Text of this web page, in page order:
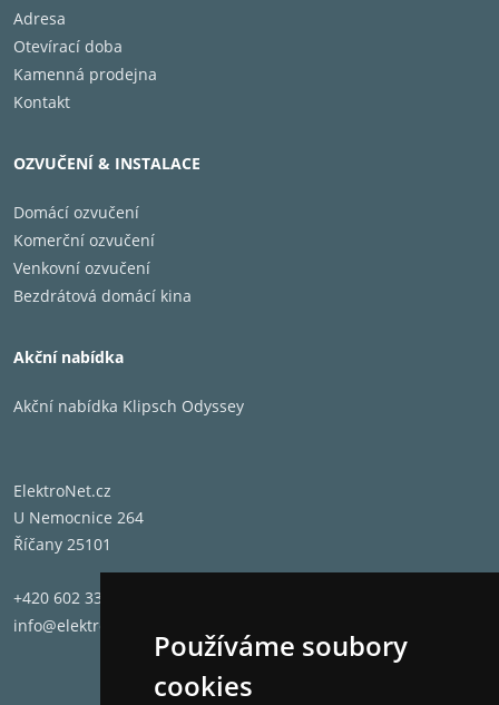
Používáme soubory
cookies
Adresa
Otevírací doba
Kamenná prodejna
Kontakt
OZVUČENÍ & INSTALACE
Domácí ozvučení
Komerční ozvučení
Venkovní ozvučení
Bezdrátová domácí kina
Akční nabídka
Akční nabídka Klipsch Odyssey
ElektroNet.cz
U Nemocnice 264
Říčany 25101
+420 602 331 662
info@elektronet.cz